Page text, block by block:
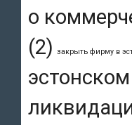
о
(2) закрыть фирму в
эстонском